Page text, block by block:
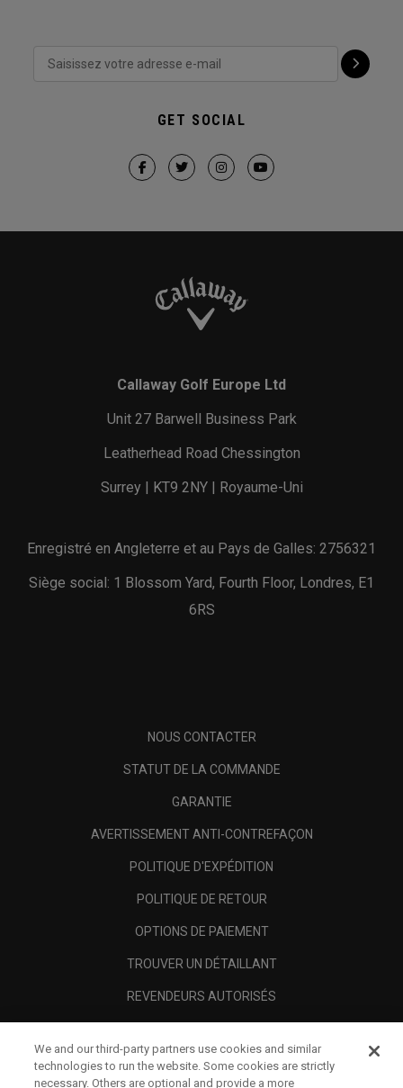
GET SOCIAL
Callaway Golf Europe Ltd
Unit 27 Barwell Business Park
Leatherhead Road Chessington
Surrey | KT9 2NY | Royaume-Uni
Enregistré en Angleterre et au Pays de Galles: 2756321
Siège social: 1 Blossom Yard, Fourth Floor, Londres, E1
6RS
NOUS CONTACTER
STATUT DE LA COMMANDE
GARANTIE
AVERTISSEMENT ANTI-CONTREFAÇON
POLITIQUE D'EXPÉDITION
POLITIQUE DE RETOUR
OPTIONS DE PAIEMENT
TROUVER UN DÉTAILLANT
REVENDEURS AUTORISÉS
A PROPOS
We and our third-party partners use cookies and similar
technologies to run the website. Some cookies are strictly
necessary. Others are optional and provide a more